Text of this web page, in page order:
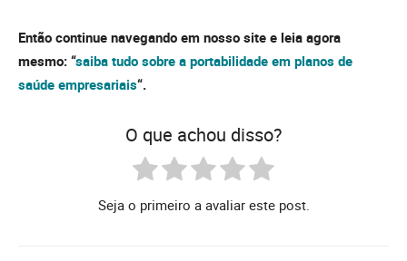
Então continue navegando em nosso site e leia agora
mesmo: “saiba tudo sobre a portabilidade em planos de
saúde empresariais“.
O que achou disso?
Seja o primeiro a avaliar este post.